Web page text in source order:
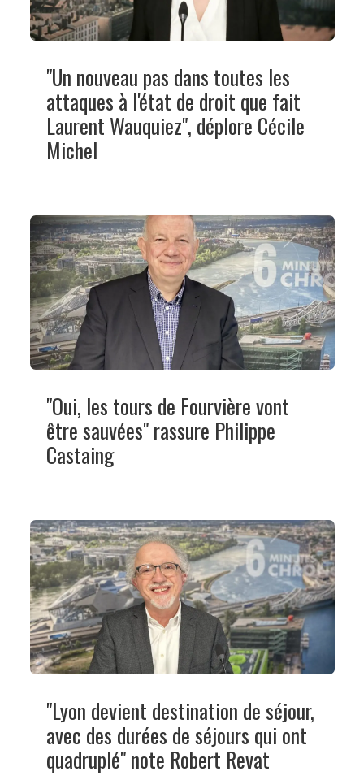
"Un nouveau pas dans toutes les
attaques à l'état de droit que fait
Laurent Wauquiez", déplore Cécile
Michel
"Oui, les tours de Fourvière vont
être sauvées" rassure Philippe
Castaing
"Lyon devient destination de séjour,
avec des durées de séjours qui ont
quadruplé" note Robert Revat